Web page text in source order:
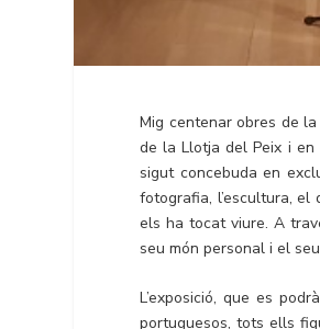
Mig centenar obres de la
de la Llotja del Peix i en
sigut concebuda en
fotografia, l’escultura,
els ha tocat viure. A
seu món personal i el
L’exposició, que es
portuguesos, tots ells